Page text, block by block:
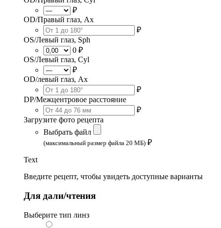
₽
OD/Правый глаз, Ax
₽
OS/Левый глаз, Sph
0 ₽
OS/Левый глаз, Cyl
₽
OD/левый глаз, Ax
₽
DP/Межцентровое расстояние
₽
Загрузите фото рецепта
Выбрать файл
(максимальный размер файла 20 МБ) ₽
Text
Введите рецепт, чтобы увидеть доступные варианты
Для дали/чтения
Выберите тип линз